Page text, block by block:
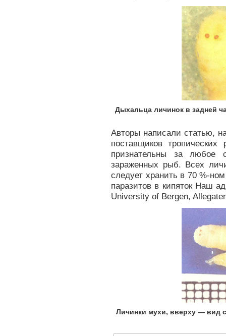
Дыхальца личинок в задней
Авторы написали статью,
поставщиков
признательны за любое
зараженных рыб. Всех
следует хранить в 70 %-
паразитов в кипяток Наш
University of Bergen,
Личинки мухи, вверху — вид